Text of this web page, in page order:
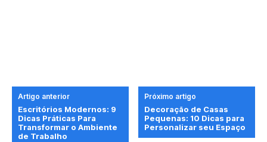
Artigo anterior
Escritórios Modernos: 9
Dicas Práticas Para
Transformar o Ambiente
de Trabalho
Próximo artigo
Decoração de Casas
Pequenas: 10 Dicas para
Personalizar seu Espaço